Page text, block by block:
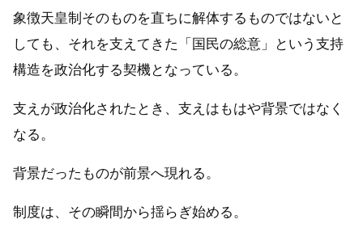
象徴天皇制そのものを直ちに解体するものではないと
しても、それを支えてきた「国民の総意」という支持
構造を政治化する契機となっている。
支えが政治化されたとき、支えはもはや背景ではなく
なる。
背景だったものが前景へ現れる。
制度は、その瞬間から揺らぎ始める。